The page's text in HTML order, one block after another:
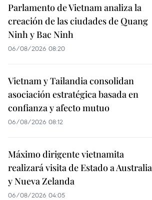
Parlamento de Vietnam analiza la
creación de las ciudades de Quang
Ninh y Bac Ninh
06/08/2026 08:20
Vietnam y Tailandia consolidan
asociación estratégica basada en
confianza y afecto mutuo
06/08/2026 08:12
Máximo dirigente vietnamita
realizará visita de Estado a Australia
y Nueva Zelanda
06/08/2026 04:05